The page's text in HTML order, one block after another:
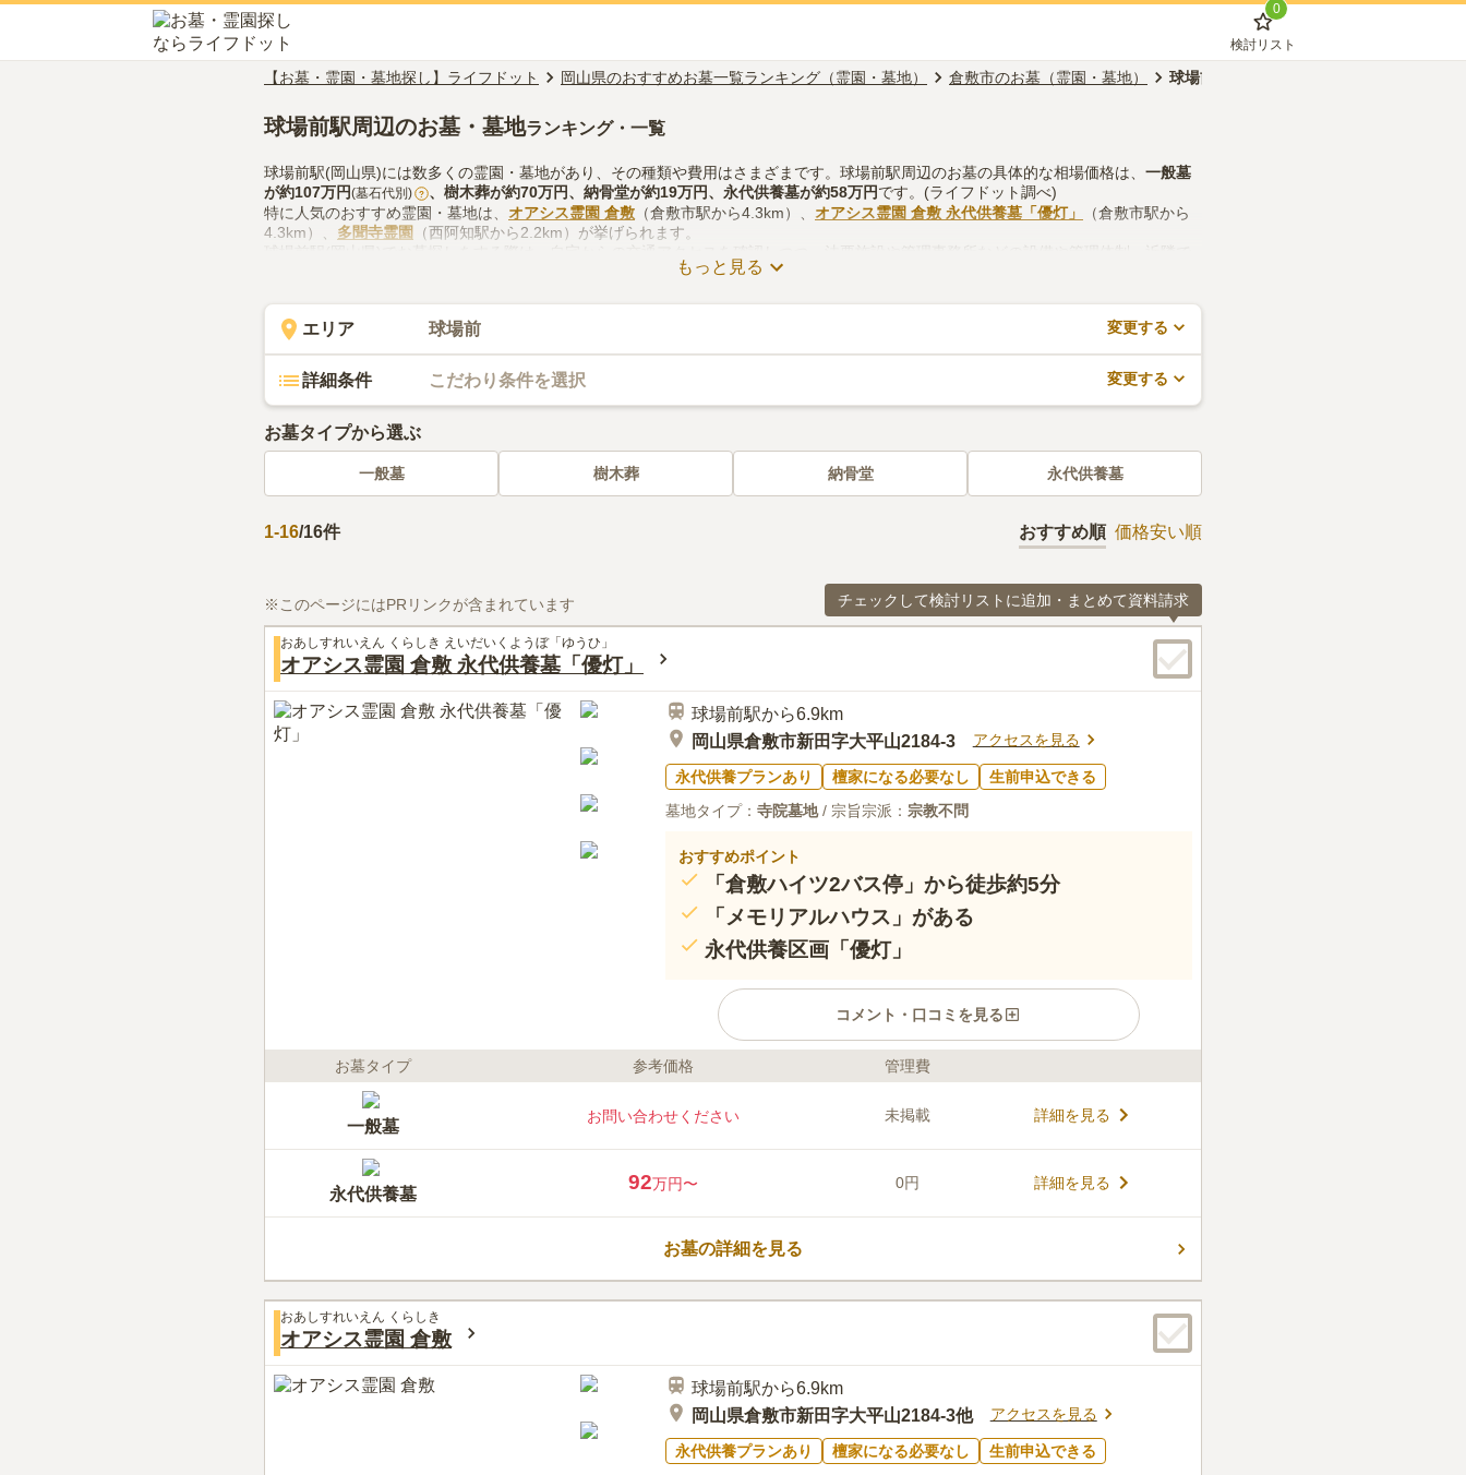
0
検討リスト
【お墓・霊園・墓地探し】ライフドット 岡山県のおすすめお墓一覧ランキング（霊園・墓地） 倉敷市のお墓（霊園・墓地） 球場前駅のお墓（霊園・墓地）
球場前駅周辺のお墓・墓地ランキング・一覧
球場前駅(岡山県)には数多くの霊園・墓地があり、その種類や費用はさまざまです。球場前駅周辺のお墓の具体的な相場価格は、 一般墓
が約107万円(墓石代別) ? 、 樹木葬が約70万円、 納骨堂が約19万円、 永代供養墓が約58万円です。(ライフドット調べ)
特に人気のおすすめ霊園・墓地は、 オアシス霊園 倉敷 （倉敷市駅から4.3km）、 オアシス霊園 倉敷 永代供養墓「優灯」
（倉敷市駅から
4.3km）、 多聞寺霊園 （西阿知駅から2.2km）が挙げられます。
球場前駅(岡山県)でお墓探しをする際は、自宅からの交通アクセスを確認しつつ、法要施設や管理事務所などの設備や管理体制、近隣で
の供花やお線香の入手方法などを考慮して選ぶとよいでしょう。資料請求や見学予約が無料でできますので、活用してみてください。
もっと見る
エリア 球場前 変更する
詳細条件 こだわり条件を選択 変更する
お墓タイプから選ぶ
一般墓 樹木葬 納骨堂 永代供養墓
1-16/16件 おすすめ順 価格安い順
※このページにはPRリンクが含まれています チェックして検討リストに追加・まとめて資料請求
おあしすれいえん くらしき えいだいくようぼ「ゆうひ」
オアシス霊園 倉敷 永代供養墓「優灯」
球場前駅から6.9km
岡山県倉敷市新田字大平山2184-3
アクセスを見る
永代供養プランあり 檀家になる必要なし
生前申込できる
墓地タイプ： 寺院墓地/ 宗旨宗派： 宗教不問
おすすめポイント
「倉敷ハイツ2バス停」から徒歩約5分
「メモリアルハウス」がある
永代供養区画「優灯」
コメント・口コミを見る
ライフドット編集部のコメント
を備えた万能霊園です。 沙羅双樹の下で眠れる樹木葬墓地は、
緑が美しく心が洗われるようです。 1～2人用のプランと1～4人
成した後、特別区として永代供養区画「優灯」が造られ、樹木
葬区画も追加で造成される、人気っぷりです。
口コミ評価
みんなの評価
に、倉敷市役所が見える、2号線が近くに走っていて、車での移動が楽に
お墓タイプ 参考価格 管理費
一般墓
お問い合わせください 未掲載 詳細を見る
永代供養墓
92万円〜 0円 詳細を見る
お墓の詳細を見る
おあしすれいえん くらしき
オアシス霊園 倉敷
球場前駅から6.9km
岡山県倉敷市新田字大平山2184-3他
アクセスを見る
永代供養プランあり 檀家になる必要なし
生前申込できる